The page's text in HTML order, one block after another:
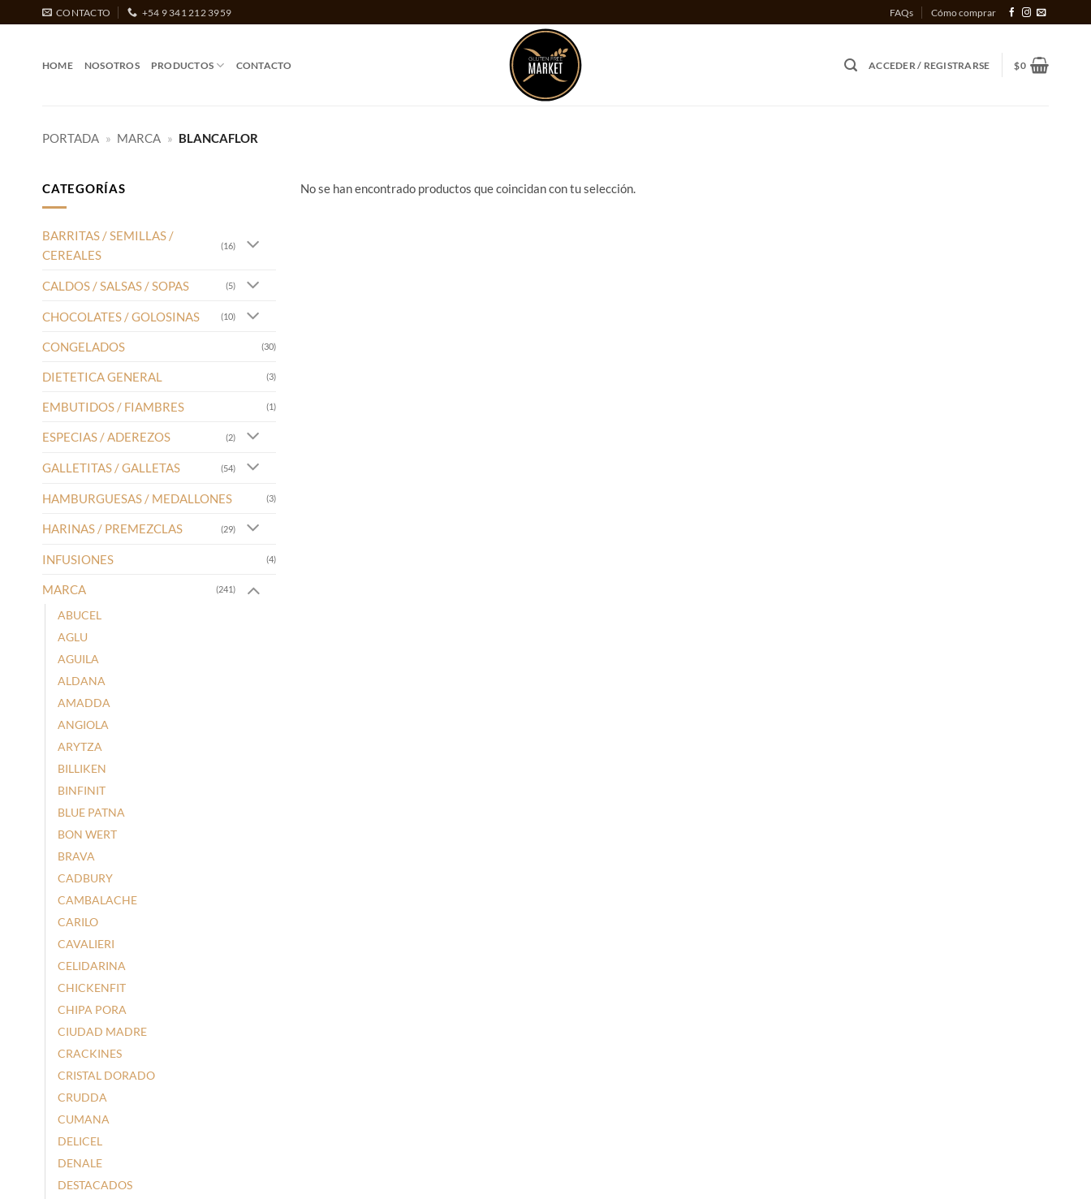
al
CONTACTO +54 9 341 212 3959 FAQs Cómo comprar
HOME NOSOTROS PRODUCTOS CONTACTO ACCEDER / REGISTRARSE $0
PORTADA » MARCA » BLANCAFLOR
CATEGORÍAS
BARRITAS / SEMILLAS /
CEREALES
(16)
CALDOS / SALSAS / SOPAS (5)
CHOCOLATES / GOLOSINAS (10)
CONGELADOS (30)
DIETETICA GENERAL (3)
EMBUTIDOS / FIAMBRES (1)
ESPECIAS / ADEREZOS (2)
GALLETITAS / GALLETAS (54)
HAMBURGUESAS / MEDALLONES (3)
HARINAS / PREMEZCLAS (29)
INFUSIONES (4)
MARCA (241)
ABUCEL
AGLU
AGUILA
ALDANA
AMADDA
ANGIOLA
ARYTZA
BILLIKEN
BINFINIT
BLUE PATNA
BON WERT
BRAVA
CADBURY
CAMBALACHE
CARILO
CAVALIERI
CELIDARINA
CHICKENFIT
CHIPA PORA
CIUDAD MADRE
CRACKINES
CRISTAL DORADO
CRUDDA
CUMANA
DELICEL
DENALE
DESTACADOS
No se han encontrado productos que coincidan con tu selección.